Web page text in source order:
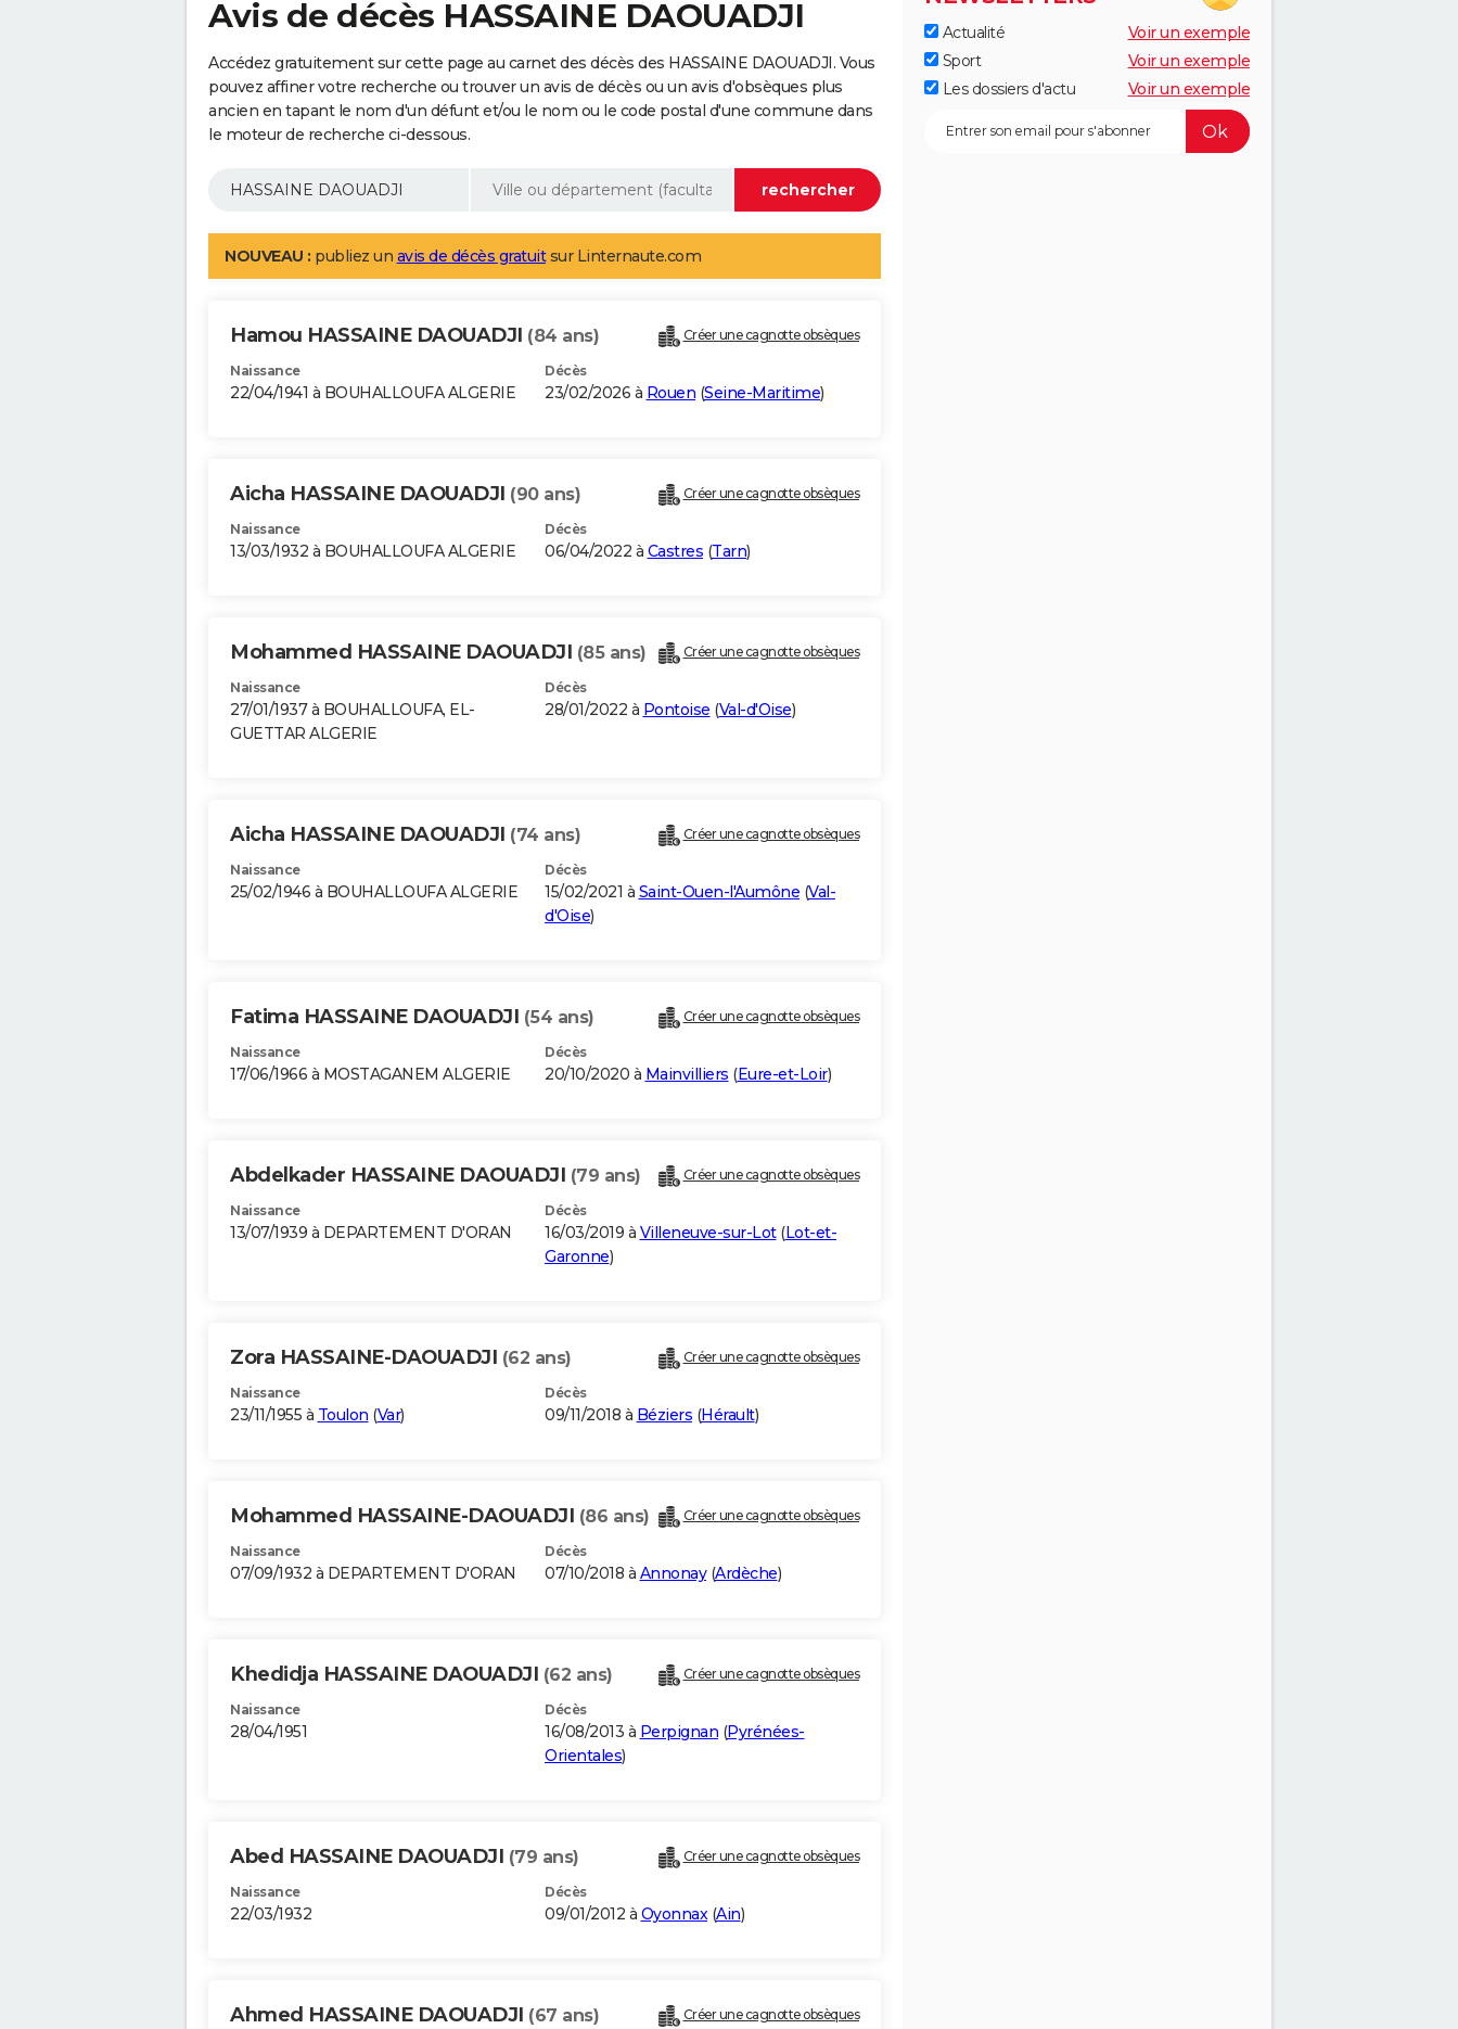
Avis de décès HASSAINE DAOUADJI
Accédez gratuitement sur cette page au carnet des décès des HASSAINE DAOUADJI. Vous
pouvez affiner votre recherche ou trouver un avis de décès ou un avis d'obsèques plus
ancien en tapant le nom d'un défunt et/ou le nom ou le code postal d'une commune dans
le moteur de recherche ci-dessous.
NOUVEAU : publiez un avis de décès gratuitsur Linternaute.com
Hamou HASSAINE DAOUADJI (84 ans) Créer une cagnotte obsèques
Naissance
22/04/1941 à BOUHALLOUFA ALGERIE
Décès
23/02/2026 à Rouen (Seine-Maritime)
Aicha HASSAINE DAOUADJI (90 ans) Créer une cagnotte obsèques
Naissance
13/03/1932 à BOUHALLOUFA ALGERIE
Décès
06/04/2022 à Castres (Tarn)
Mohammed HASSAINE DAOUADJI (85 ans) Créer une cagnotte obsèques
Naissance
27/01/1937 à BOUHALLOUFA, EL-
GUETTAR ALGERIE
Décès
28/01/2022 à Pontoise (Val-d'Oise)
Aicha HASSAINE DAOUADJI (74 ans) Créer une cagnotte obsèques
Naissance
25/02/1946 à BOUHALLOUFA ALGERIE
Décès
15/02/2021 à Saint-Ouen-l'Aumône (Val-
d'Oise)
Fatima HASSAINE DAOUADJI (54 ans) Créer une cagnotte obsèques
Naissance
17/06/1966 à MOSTAGANEM ALGERIE
Décès
20/10/2020 à Mainvilliers (Eure-et-Loir)
Abdelkader HASSAINE DAOUADJI (79 ans) Créer une cagnotte obsèques
Naissance
13/07/1939 à DEPARTEMENT D'ORAN
Décès
16/03/2019 à Villeneuve-sur-Lot(Lot-et-
Garonne)
Zora HASSAINE-DAOUADJI (62 ans) Créer une cagnotte obsèques
Naissance
23/11/1955 à Toulon (Var)
Décès
09/11/2018 à Béziers (Hérault)
Mohammed HASSAINE-DAOUADJI (86 ans) Créer une cagnotte obsèques
Naissance
07/09/1932 à DEPARTEMENT D'ORAN
Décès
07/10/2018 à Annonay(Ardèche)
Khedidja HASSAINE DAOUADJI (62 ans) Créer une cagnotte obsèques
Naissance
28/04/1951
Décès
16/08/2013 à Perpignan (Pyrénées-
Orientales)
Abed HASSAINE DAOUADJI (79 ans) Créer une cagnotte obsèques
Naissance
22/03/1932
Décès
09/01/2012 à Oyonnax(Ain)
Ahmed HASSAINE DAOUADJI (67 ans) Créer une cagnotte obsèques
Actualité
Voir un exemple
Sport
Voir un exemple
Les dossiers d'actu
Voir un exemple